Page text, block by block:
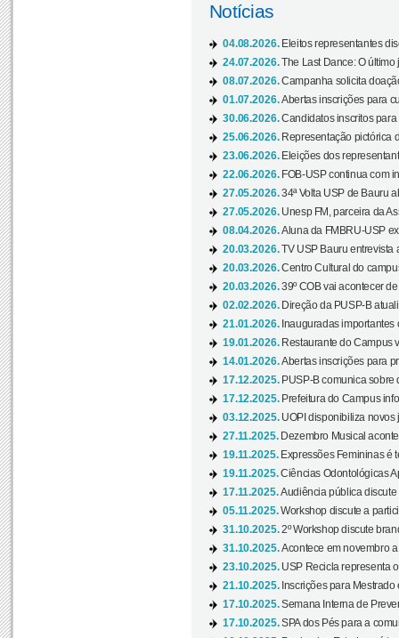
Notícias
04.08.2026. Eleitos representantes
24.07.2026.The Last Dance: O
08.07.2026.Campanha solicita
01.07.2026.Abertas inscrições para
30.06.2026.Candidatos inscritos
25.06.2026. Representação pictórica
23.06.2026. Eleições dos
22.06.2026. FOB-USP continua com
27.05.2026.34ª Volta USP de Bauru
27.05.2026. Unesp FM, parceira da
08.04.2026.Aluna da FMBRU-USP
20.03.2026.TV USP Bauru entrevista
20.03.2026.Centro Cultural do
20.03.2026.39º COB vai acontecer
02.02.2026. Direção da PUSP-B
21.01.2026. Inauguradas
19.01.2026. Restaurante do Campus
14.01.2026.Abertas inscrições para
17.12.2025. PUSP-B comunica sobre
17.12.2025. Prefeitura do Campus
03.12.2025. UOPI disponibiliza novos
27.11.2025. Dezembro Musical
19.11.2025. Expressões Femininas é
19.11.2025.Ciências Odontológicas
17.11.2025.Audiência pública
05.11.2025.Workshop discute a
31.10.2025.2º Workshop discute
31.10.2025.Acontece em novembro
23.10.2025. USP Recicla representa
21.10.2025. Inscrições para
17.10.2025.Semana Interna de
17.10.2025.SPA dos Pés para a